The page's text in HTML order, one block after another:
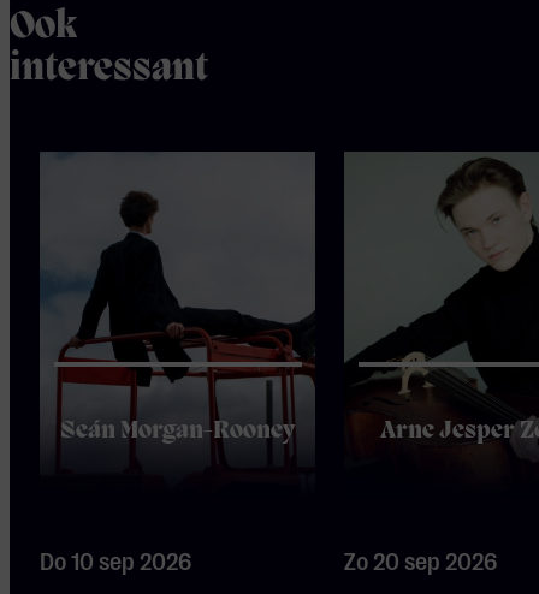
Ook
interessant
Seán Morgan-Rooney
Do 10 sep 2026
Arne Jesper
Zo 20 sep 2026